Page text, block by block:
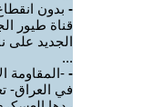
- بدون
الجديد على
...
- -المقاومة
في العراق-